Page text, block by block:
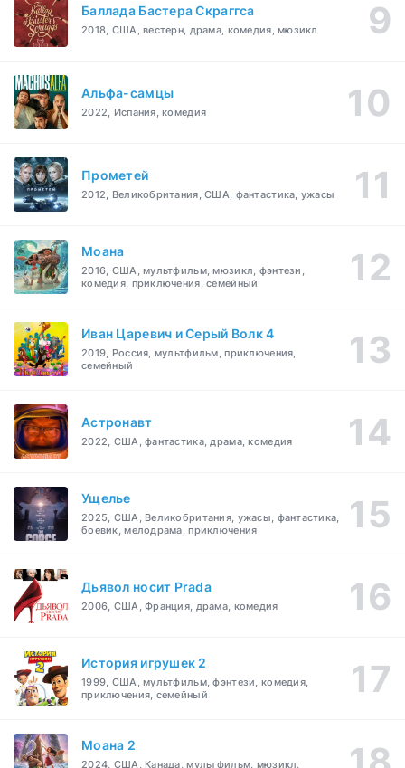
Баллада Бастера Скраггса
2018, США, вестерн, драма, комедия, мюзикл
Альфа-самцы
2022, Испания, комедия
Прометей
2012, Великобритания, США, фантастика, ужасы
Моана
2016, США, мультфильм, мюзикл, фэнтези,
комедия, приключения, семейный
Иван Царевич и Серый Волк 4
2019, Россия, мультфильм, приключения,
семейный
Астронавт
2022, США, фантастика, драма, комедия
Ущелье
2025, США, Великобритания, ужасы, фантастика,
боевик, мелодрама, приключения
Дьявол носит Prada
2006, США, Франция, драма, комедия
История игрушек 2
1999, США, мультфильм, фэнтези, комедия,
приключения, семейный
Моана 2
2024, США, Канада, мультфильм, мюзикл,